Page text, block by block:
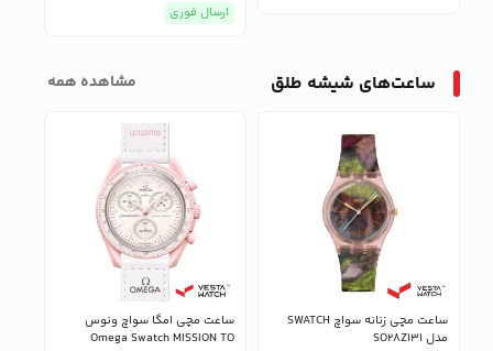
ارسال فوری
ساعت‌های شیشه طلق مشاهده همه
ساعت مچی زنانه سواچ SWATCH
مدل SO28Z131
ساعت مچی امگا سواچ ونوس
Omega Swatch MISSION TO